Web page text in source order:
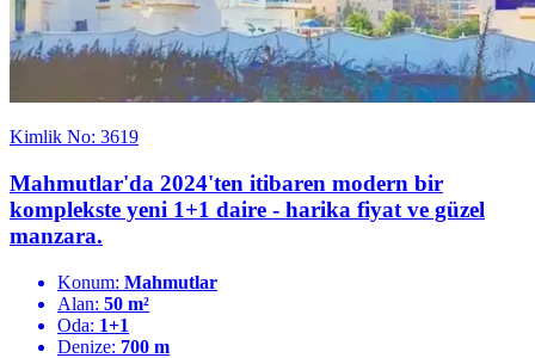
Kimlik No: 3619
Mahmutlar'da 2024'ten itibaren modern bir
komplekste yeni 1+1 daire - harika fiyat ve güzel
manzara.
Konum: Mahmutlar
Alan: 50 m²
Oda: 1+1
Denize: 700 m